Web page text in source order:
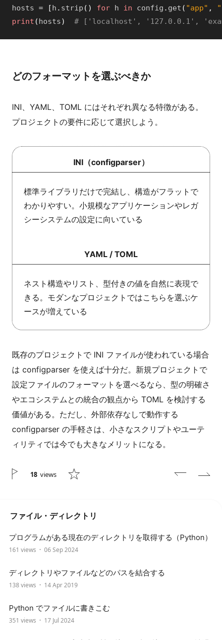
hosts = [h . strip ( ) for h in config . get ( "app" ,
print (hosts) # ['localhost', '127.0.0.1',
どのフォーマットを選ぶべきか
INI、YAML、TOML にはそれぞれ異なる特徴がある。
プロジェクトの要件に応じて選択しよう。
INI（configparser）
標準ライブラリだけで完結し、構造がフラットで
わかりやすい。小規模なアプリケーションやレガ
シーシステムの設定に向いている
YAML / TOML
ネスト構造やリスト、型付きの値を自然に表現で
きる。モダンなプロジェクトではこちらを選ぶケ
ースが増えている
既存のプロジェクトで INI ファイルが使われている場合
は configparser を使えば十分だ。新規プロジェクトで
設定ファイルのフォーマットを選べるなら、型の明確さ
やエコシステムとの統合の観点から TOML を検討する
価値がある。ただし、外部依存なしで動作する
configparser の手軽さは、小さなスクリプトやユーテ
ィリティでは今でも大きなメリットになる。
18 views
ファイル・ディレクトリ
プログラムがある現在のディレクトリを取得する（Python）
161 views 06 Sep 2024
ディレクトリやファイルなどのパスを結合する
138 views 14 Apr 2019
Python でファイルに書きこむ
351 views 17 Jul 2024